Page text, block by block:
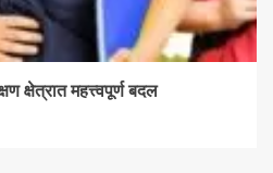
क्षेत्रात महत्त्वपूर्ण बदल